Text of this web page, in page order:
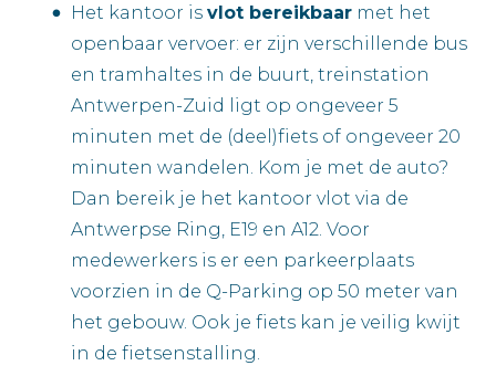
Het kantoor is vlot bereikbaar met het
openbaar vervoer: er zijn verschillende bus
en tramhaltes in de buurt, treinstation
Antwerpen-Zuid ligt op ongeveer 5
minuten met de (deel)fiets of ongeveer 20
minuten wandelen. Kom je met de auto?
Dan bereik je het kantoor vlot via de
Antwerpse Ring, E19 en A12. Voor
medewerkers is er een parkeerplaats
voorzien in de Q-Parking op 50 meter van
het gebouw. Ook je fiets kan je veilig kwijt
in de fietsenstalling.